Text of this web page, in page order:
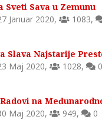
Sveti Sava u Zemunu
Januar 2020, 1083,
Slava Najstarije
Maj 2020, 1028, 0
na
Maj 2020, 949, 0